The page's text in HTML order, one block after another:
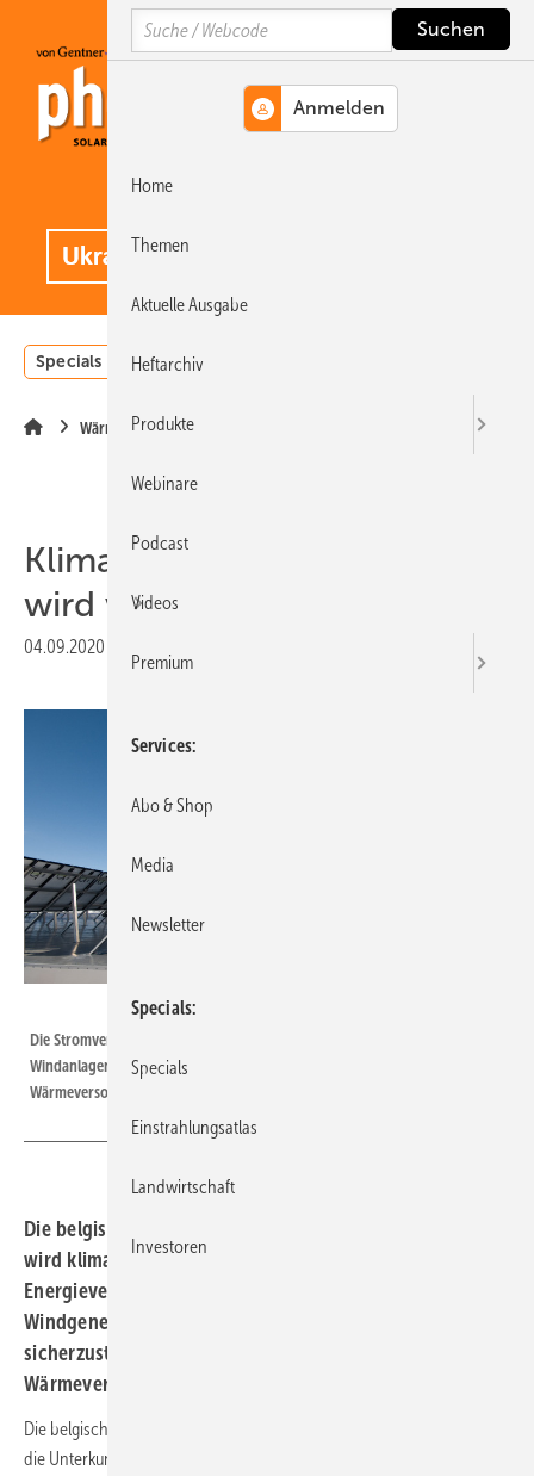
Hauptinhalt
Hauptmenü
SiteSearch
Specials Einstrahlungsatlas
Wärme
Klimaneutrale Polarstation
wird vollelektrisch beheizt
04.09.2020
Die Stromversorgung der Polarstation übernehmen Solar- und
Windanlagen. Den Strom nutzen Leistungssteller für die
Wärmeversorgung, die in eisiger Kälte essenziell ist.
Die belgische Prinzessin Elisabeth Station in der Antarktis
wird klimaneutral betrieben. Die gesamte
Energieversorgung übernehmen Solar- und
Windgeneratoren. Um den vollelektrischen Betrieb
sicherzustellen, steuern Leistungssteller die
Wärmeversorgung.
Die belgische Polarstation Prinzessin Elisabeth ist seit vielen Jahren
die Unterkunft für Forscher. Das Einzigartige ist aber das energetische
Search
Home
Themen
Aktuelle Ausgabe
Heftarchiv
Produkte
Webinare
Podcast
Videos
Premium
Services
Abo & Shop
Media
Newsletter
Specials
Specials
Einstrahlungsatlas
Landwirtschaft
Investoren